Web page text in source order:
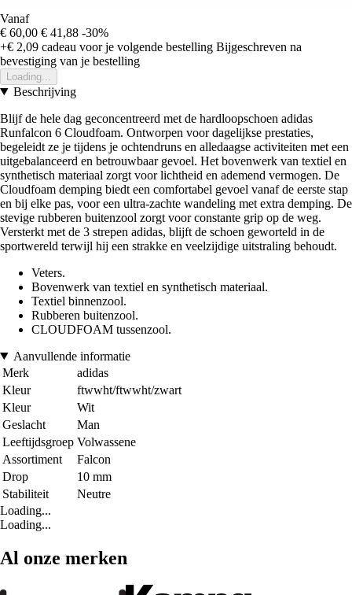
Vanaf
€ 60,00 € 41,88 -30%
+€ 2,09 cadeau voor je volgende bestelling Bijgeschreven na
bevestiging van je bestelling
Loading...
Beschrijving
Blijf de hele dag geconcentreerd met de hardloopschoen adidas
Runfalcon 6 Cloudfoam. Ontworpen voor dagelijkse prestaties,
begeleidt ze je tijdens je ochtendruns en alledaagse activiteiten met een
uitgebalanceerd en betrouwbaar gevoel. Het bovenwerk van textiel en
synthetisch materiaal zorgt voor lichtheid en ademend vermogen. De
Cloudfoam demping biedt een comfortabel gevoel vanaf de eerste stap
en bij elke pas, voor een ultra-zachte wandeling met extra demping. De
stevige rubberen buitenzool zorgt voor constante grip op de weg.
Versterkt met de 3 strepen adidas, blijft de schoen geworteld in de
sportwereld terwijl hij een strakke en veelzijdige uitstraling behoudt.
Veters.
Bovenwerk van textiel en synthetisch materiaal.
Textiel binnenzool.
Rubberen buitenzool.
CLOUDFOAM tussenzool.
Aanvullende informatie
Merk
adidas
Kleur
ftwwht/ftwwht/zwart
Kleur
Wit
Geslacht
Man
Leeftijdsgroep Volwassene
Assortiment
Falcon
Drop
10 mm
Stabiliteit
Neutre
Loading...
Loading...
Al onze merken